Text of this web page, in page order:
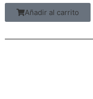
Añadir al carrito